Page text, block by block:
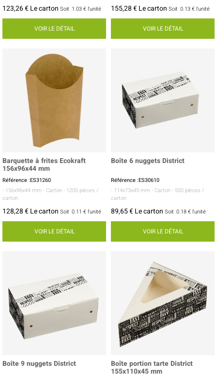
123,26 € Le carton Soit 1.03 € l'unité
VOIR LE DÉTAIL
155,28 € Le carton Soit 0.13 € l'unité
VOIR LE DÉTAIL
Barquette à frites Ecokraft
156x96x44 mm
Référence :ES31260
- 156x96x44 mm - Carton - 1200 pièces /
carton
128,28 € Le carton Soit 0.11 € l'unité
VOIR LE DÉTAIL
Boîte 6 nuggets District
Référence :ES30610
- 114x73x45 mm - Carton - 500 pièces /
carton
89,65 € Le carton Soit 0.18 € l'unité
VOIR LE DÉTAIL
Boîte 9 nuggets District Boîte portion tarte District
155x110x45 mm